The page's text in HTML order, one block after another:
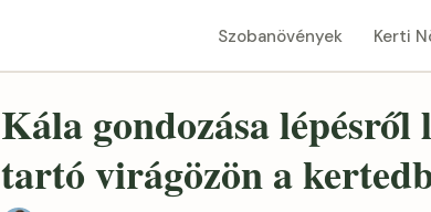
Szobanövények Kerti
Kála gondozása
tartó virágözön a